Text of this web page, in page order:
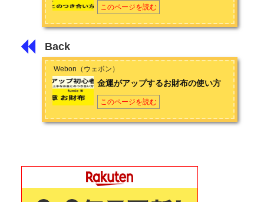
このページを読む
Back
Webon（ウェボン）
金運がアップするお財布の使い方
このページを読む